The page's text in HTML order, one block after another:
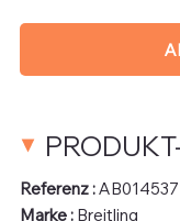
Referenz :
Marke : Breitling